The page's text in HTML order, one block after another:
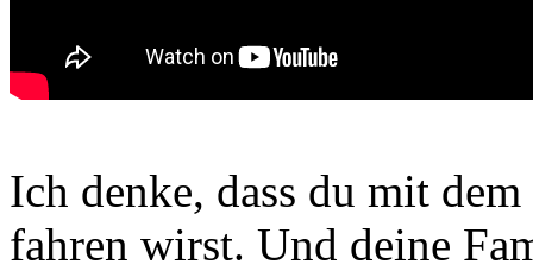
Ich denke, dass du mit
fahren wirst. Und deine